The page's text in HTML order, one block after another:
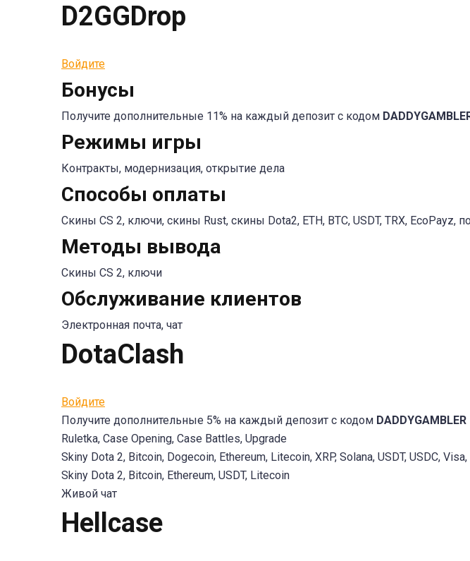
D2GGDrop
Войдите
Бонусы
Получите дополнительные 11% на каждый депозит с кодом
Режимы игры
Контракты, модернизация, открытие дела
Способы оплаты
Скины CS 2, ключи, скины Rust, скины Dota2, ETH, BTC, USDT, TRX, EcoPayz,
Методы вывода
Скины CS 2, ключи
Обслуживание клиентов
Электронная почта, чат
DotaClash
Войдите
Получите дополнительные 5% на каждый депозит с кодом DADDYGAMBLER
Ruletka, Case Opening, Case Battles, Upgrade
Skiny Dota 2, Bitcoin, Dogecoin, Ethereum, Litecoin, XRP, Solana, USDT, USDC,
Skiny Dota 2, Bitcoin, Ethereum, USDT, Litecoin
Живой чат
Hellcase